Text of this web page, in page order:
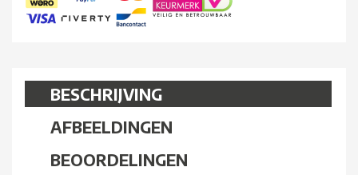
BESCHRIJVING
AFBEELDINGEN
BEOORDELINGEN